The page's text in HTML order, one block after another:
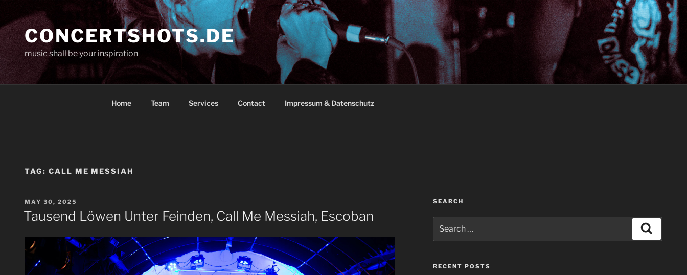
contentCONCERTSHOTS.DE
music shall be your inspiration
Home Team Services Contact Impressum & Datenschutz
TAG: CALL ME MESSIAH
POSTED
ON
MAY 30, 2025
Tausend Löwen Unter Feinden, Call Me Messiah, Escoban
SEARCH
for:
RECENT POSTS